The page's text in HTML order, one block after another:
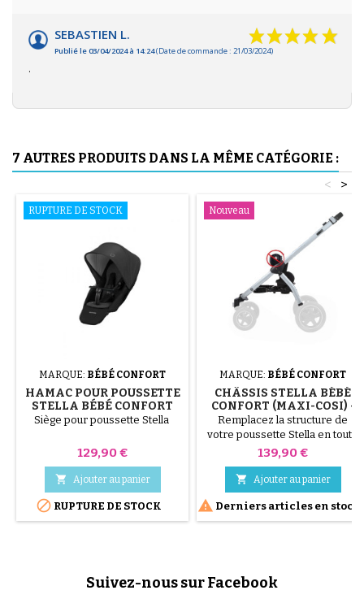
SEBASTIEN L.
Publié le 03/04/2024 à 14:24(Date de commande : 21/03/2024)
.
7 AUTRES PRODUITS DANS LA MÊME CATÉGORIE :
>
<
RUPTURE DE STOCK
MARQUE: BÉBÉ CONFORT
HAMAC POUR POUSSETTE
STELLA BÉBÉ CONFORT
OU MAXI COSI
Siège pour poussette Stella
Prix
129,90 €
 Ajouter au panier
 RUPTURE DE STOCK
Nouveau
MARQUE: BÉBÉ CONFORT
CHÂSSIS STELLA BÉBÉ
CONFORT (MAXI-COSI) -
STRUCTURE NUE SANS
ACCESSOIRES
Remplacez la structure de
votre poussette Stella en toute
simplicité. Vous possédez déjà
Stella Bébé Confort (Maxi-Cosi)
d'origine est vendu nu. C'est la
solution économique pour
redonner une seconde
Bébé Confort / Maxi-Cosi.
Prix
139,90 €
 Ajouter au panier
 Derniers articles en stock
Suivez-nous sur Facebook